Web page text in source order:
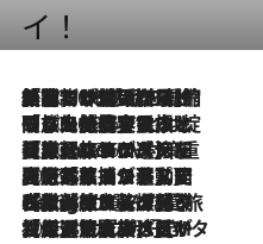
イ！
2026.8.6
「荷物が増えるほど旅ストレスは増す」美容ジャーナリストがたどり着いた最終結論。“化粧品を劇的に減らす”感動の凝縮美容とは
2026.8.6
「旅先には金髪ウィッグを持参」日本と同じメイクでは損してる!? 美容ジャーナリストが提案する“掟破りの旅美容”とは
2026.8.6
【厳選旅コスメ】「身軽さ＆UV対策重視！」ヘアアーティストshucoが選んだ夏旅ベストコスメを発表【Mサイズジップ】
2026.8.5
【厳選旅コスメ】国内をあちこち移動する河井菜摘が選んだ夏旅ベストコスメ発表！「リラックスアイテムはマスト」【Mサイズジップ】
2026.8.4
【厳選旅コスメ】「紫外線＆乾燥対策しながらメイク感も！」ヘア＆メイクGeorgeが選んだ夏旅ベストコスメを発表！【Mサイズジップ】
2026.8.3
【厳選旅コスメ】「保湿もタイパ重視！」“サウナ好き”タレント清水みさとが愛用する夏旅ベストコスメを発表！【Mサイズジップ】